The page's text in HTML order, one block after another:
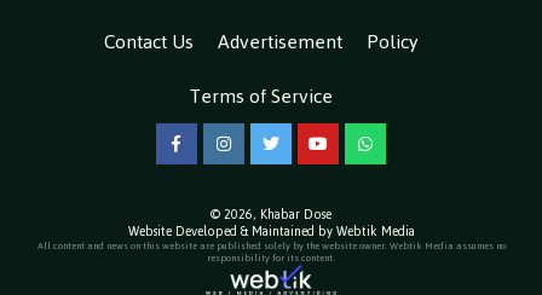
Contact Us
Advertisement
Policy
Terms of Service
FacebookInstagramTwitterYouTubeWhatsApp
© 2026, Khabar Dose
Website Developed & Maintained by Webtik Media
All content and news on this website are published solely by the website owner. Webtik Media assumes no
responsibility for its content.